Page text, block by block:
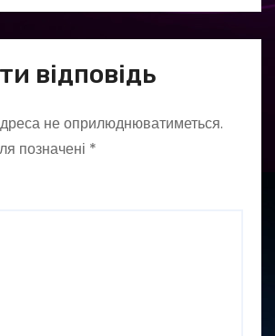
відповідь
не оприлюднюватиметься.
позначені *